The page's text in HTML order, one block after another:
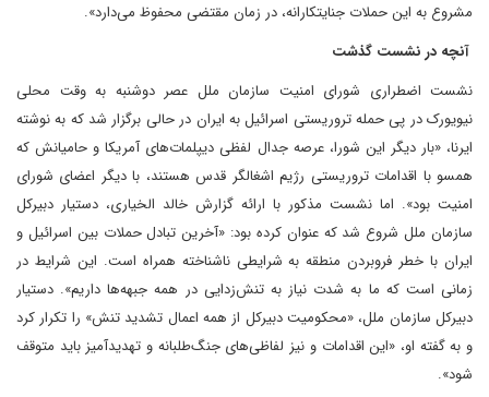
مشروع به این حملات جنایتکارانه، در زمان مقتضی محفوظ می‌دارد».
آنچه در نشست گذشت
نشست اضطراری شورای امنیت سازمان ملل عصر دوشنبه به وقت محلی
نیویورک در پی حمله تروریستی اسرائیل به ایران در حالی برگزار شد که به نوشته
ایرنا، «بار دیگر این شورا، عرصه جدال لفظی دیپلمات‌های آمریکا و حامیانش که
همسو با اقدامات تروریستی رژیم اشغالگر قدس هستند، با دیگر اعضای شورای
امنیت بود». اما نشست مذکور با ارائه گزارش خالد الخیاری، دستیار دبیرکل
سازمان ملل شروع شد که عنوان کرده بود: «آخرین تبادل حملات بین اسرائیل و
ایران با خطر فروبردن منطقه به شرایطی ناشناخته همراه است. این شرایط در
زمانی است که ما به شدت نیاز به تنش‌زدایی در همه جبهه‌ها داریم». دستیار
دبیرکل سازمان ملل، «محکومیت دبیرکل از همه اعمال تشدید تنش» را تکرار کرد
و به گفته او، «این اقدامات و نیز لفاظی‌های جنگ‌طلبانه و تهدیدآمیز باید متوقف
شود».